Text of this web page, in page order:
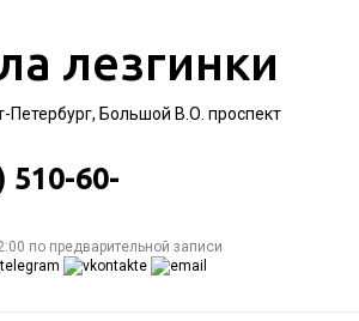
лезгинки
Петербург, Большой В.О. проспект
510-60-
по предварительной записи